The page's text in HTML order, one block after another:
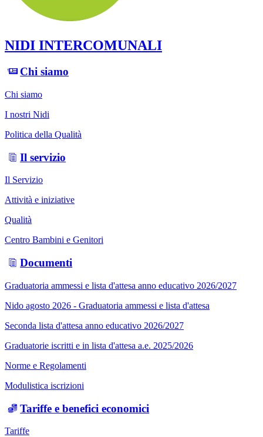
NIDI INTERCOMUNALI
Chi siamo
Chi siamo
I nostri Nidi
Politica della Qualità
Il servizio
Il Servizio
Attività e iniziative
Qualità
Centro Bambini e Genitori
Documenti
Graduatoria ammessi e lista d'attesa anno educativo 2026/2027
Nido agosto 2026 - Graduatoria ammessi e lista d'attesa
Seconda lista d'attesa anno educativo 2026/2027
Graduatorie iscritti e in lista d'attesa a.e. 2025/2026
Norme e Regolamenti
Modulistica iscrizioni
Tariffe e benefici economici
Tariffe